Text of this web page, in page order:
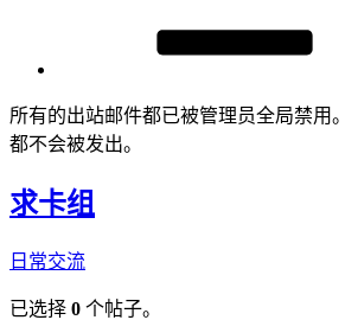
所有的出站邮件都已被管理员全局禁用
都不会被发出。
求卡组
日常交流
已选择 0 个帖子。